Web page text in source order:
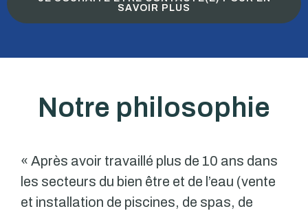
SAVOIR PLUS
Notre philosophie
« Après avoir travaillé plus de 10 ans dans
les secteurs du bien être et de l’eau (vente
et installation de piscines, de spas, de